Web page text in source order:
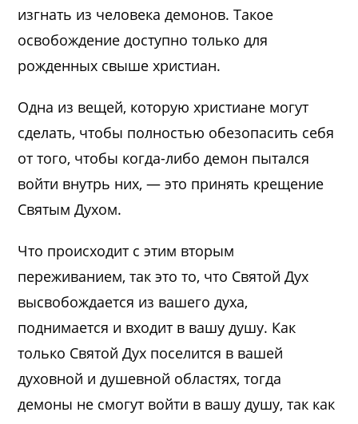
изгнать из человека демонов. Такое
освобождение доступно только для
рожденных свыше христиан.
Одна из вещей, которую христиане могут
сделать, чтобы полностью обезопасить себя
от того, чтобы когда-либо демон пытался
войти внутрь них, — это принять крещение
Святым Духом.
Что происходит с этим вторым
переживанием, так это то, что Святой Дух
высвобождается из вашего духа,
поднимается и входит в вашу душу. Как
только Святой Дух поселится в вашей
духовной и душевной областях, тогда
демоны не смогут войти в вашу душу, так как